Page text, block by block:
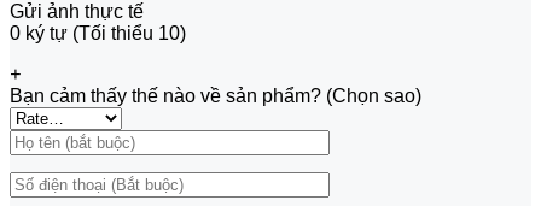
Gửi ảnh thực tế
0 ký tự (Tối thiểu 10)
+
Bạn cảm thấy thế nào về sản phẩm? (Chọn sao)